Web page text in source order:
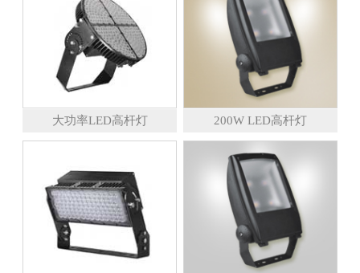
大功率LED高杆灯 200W LED高杆灯